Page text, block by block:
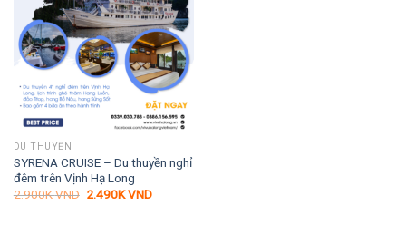
DU THUYỀN
SYRENA CRUISE – Du thuyền nghỉ
đêm trên Vịnh Hạ Long
2.900KVND Giá
2.490KVNDGiá